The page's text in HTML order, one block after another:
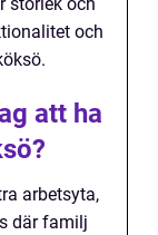
storlek och
och
att ha
arbetsyta,
där familj